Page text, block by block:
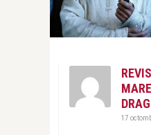
17